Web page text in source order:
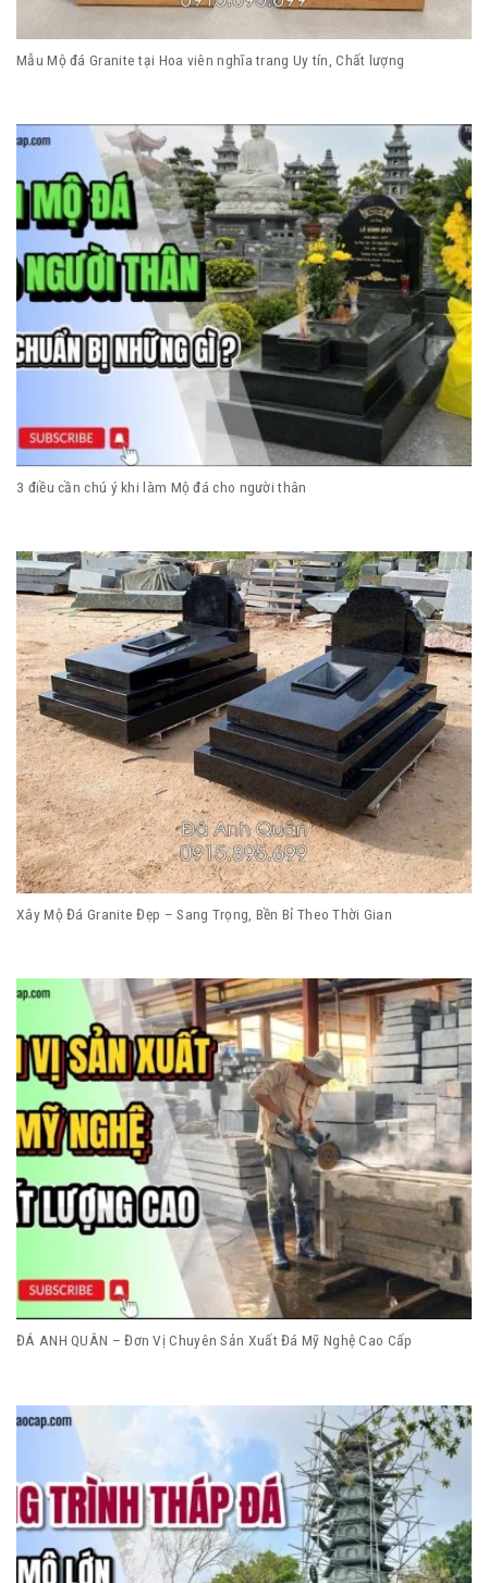
Mẫu Mộ đá Granite tại Hoa viên nghĩa trang Uy tín, Chất lượng
3 điều cần chú ý khi làm Mộ đá cho người thân
Xây Mộ Đá Granite Đẹp – Sang Trọng, Bền Bỉ Theo Thời Gian
ĐÁ ANH QUÂN – Đơn Vị Chuyên Sản Xuất Đá Mỹ Nghệ Cao Cấp